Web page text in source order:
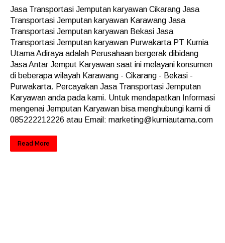
Jasa Transportasi Jemputan karyawan Cikarang Jasa
Transportasi Jemputan karyawan Karawang Jasa
Transportasi Jemputan karyawan Bekasi Jasa
Transportasi Jemputan karyawan Purwakarta PT Kurnia
Utama Adiraya adalah Perusahaan bergerak dibidang
Jasa Antar Jemput Karyawan saat ini melayani konsumen
di beberapa wilayah Karawang - Cikarang - Bekasi -
Purwakarta. Percayakan Jasa Transportasi Jemputan
Karyawan anda pada kami. Untuk mendapatkan Informasi
mengenai Jemputan Karyawan bisa menghubungi kami di
085222212226 atau Email: marketing@kurniautama.com
Read More